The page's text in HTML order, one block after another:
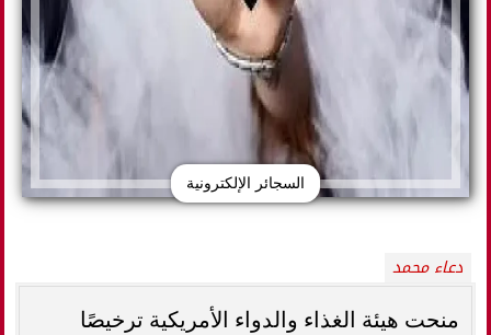
السجائر الإلكترونية
دعاء محمد
منحت هيئة الغذاء والدواء الأمريكية ترخيصًا